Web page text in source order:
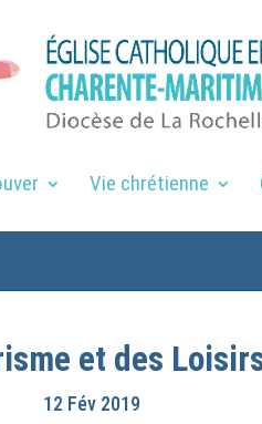
Vie chrétienne
et des
12 Fév 2019